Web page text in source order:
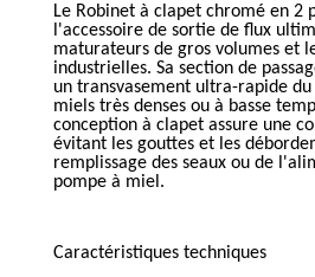
Le Robinet à clapet chromé en 2
l'accessoire de sortie de flux
maturateurs de gros volumes et
industrielles. Sa section de
un transvasement ultra-rapide
miels très denses ou à basse
conception à clapet assure une
évitant les gouttes et les
remplissage des seaux ou de
pompe à miel.
Caractéristiques techniques